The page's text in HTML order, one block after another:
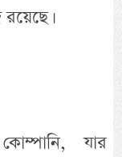
কোম্পানি, যার